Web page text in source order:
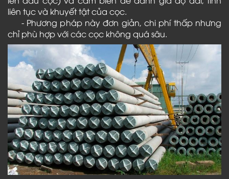
liên tục và khuyết tật của cọc.
- Phương pháp này đơn giản, chi phí thấp nhưng
chỉ phù hợp với các cọc không quá sâu.